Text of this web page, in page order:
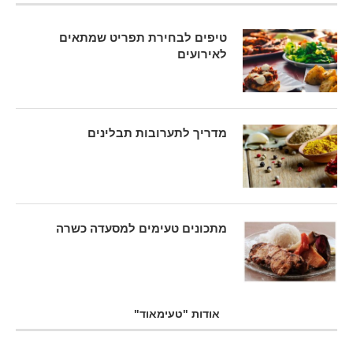
טיפים לבחירת תפריט שמתאים
לאירועים
מדריך לתערובות תבלינים
מתכונים טעימים למסעדה כשרה
אודות "טעימאוד"